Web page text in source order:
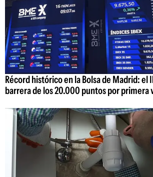
Récord histórico en la Bolsa de Madrid: el
barrera de los 20.000 puntos por primera